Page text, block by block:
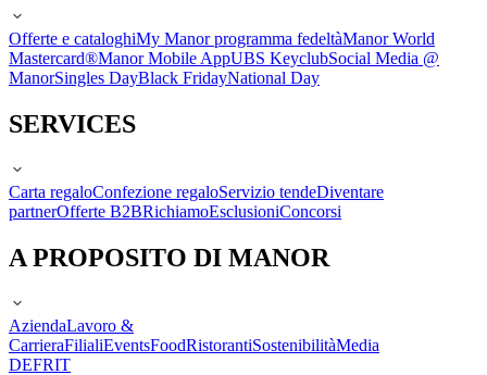
Offerte e cataloghiMy Manor programma fedeltàManor World
Mastercard®Manor Mobile AppUBS KeyclubSocial Media @
ManorSingles DayBlack FridayNational Day
SERVICES
Carta regaloConfezione regaloServizio tendeDiventare
partnerOfferte B2BRichiamoEsclusioniConcorsi
A PROPOSITO DI MANOR
AziendaLavoro &
CarrieraFilialiEventsFoodRistorantiSostenibilitàMedia
DEFRIT